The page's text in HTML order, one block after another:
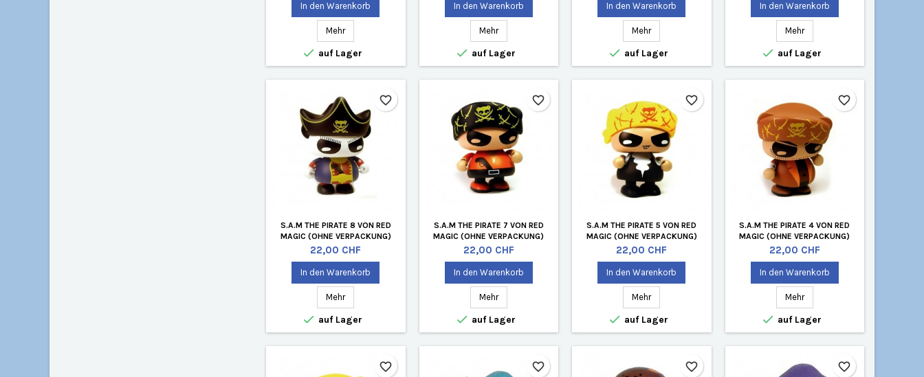
In den Warenkorb
Mehr
 auf Lager
In den Warenkorb
Mehr
 auf Lager
In den Warenkorb
Mehr
 auf Lager
In den Warenkorb
Mehr
 auf Lager
S.A.M THE PIRATE 8 VON RED
MAGIC (OHNE VERPACKUNG)
Preis
22,00 CHF
In den Warenkorb
Mehr
 auf Lager
favorite_border
S.A.M THE PIRATE 7 VON RED
MAGIC (OHNE VERPACKUNG)
Preis
22,00 CHF
In den Warenkorb
Mehr
 auf Lager
favorite_border
S.A.M THE PIRATE 5 VON RED
MAGIC (OHNE VERPACKUNG)
Preis
22,00 CHF
In den Warenkorb
Mehr
 auf Lager
favorite_border
S.A.M THE PIRATE 4 VON RED
MAGIC (OHNE VERPACKUNG)
Preis
22,00 CHF
In den Warenkorb
Mehr
 auf Lager
favorite_border
favorite_border favorite_border favorite_border favorite_border